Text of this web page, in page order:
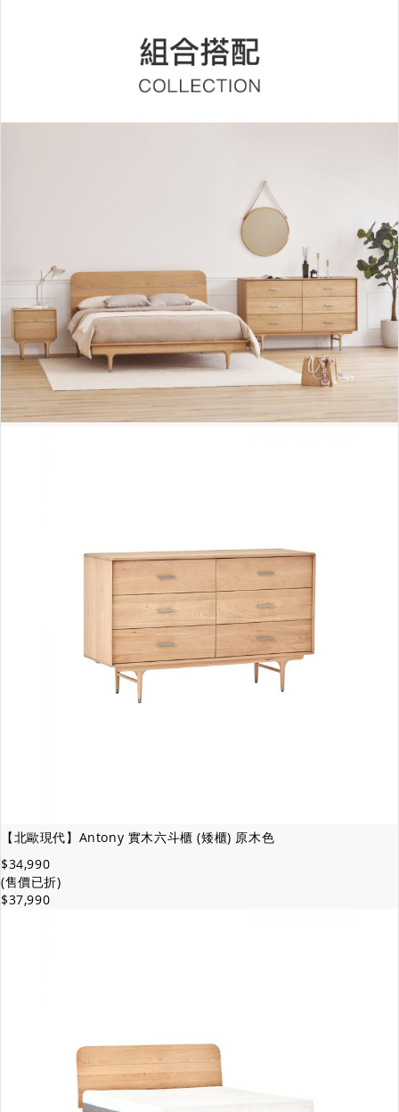
【北歐現代】Antony 實木六斗櫃 (矮櫃) 原木色
$34,990
(售價已折)
$37,990